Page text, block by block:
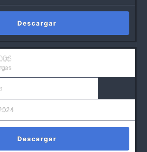
Descargar
Descargar